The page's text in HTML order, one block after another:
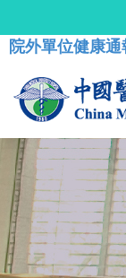
院外單位健康通